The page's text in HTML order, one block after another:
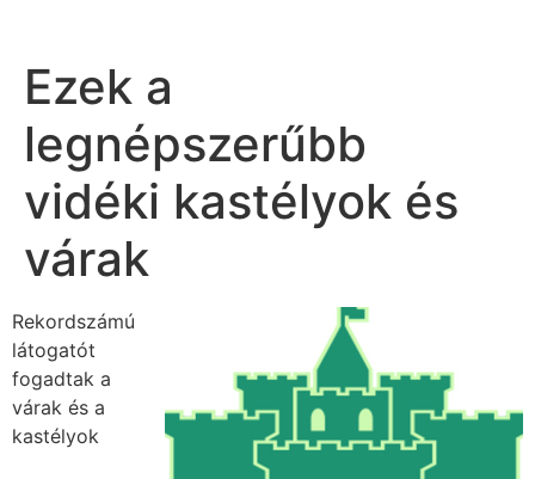
Ezek a
legnépszerűbb
vidéki kastélyok és
várak
Rekordszámú
látogatót
fogadtak a
várak és a
kastélyok